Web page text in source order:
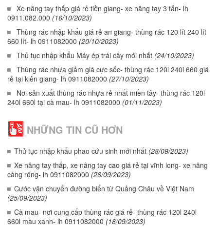
Xe nâng tay thấp giá rẻ tiền giang- xe nâng tay 3 tấn- lh
0911.082.000 (16/10/2023)
Thùng rác nhập khẩu giá rẻ an giang- thùng rác 120 lít 240 lít
660 lít- lh 0911082000 (20/10/2023)
Thủ tục nhập khẩu Máy ép trái cây mới nhất (24/10/2023)
Thùng rác nhựa giảm giá cực sốc- thùng rác 120l 240l 660 giá
rẻ tại kiên giang- lh 0911082000 (27/10/2023)
Nơi sản xuất thùng rác nhựa rẻ nhất miền tây- thùng rác 120l
240l 660l tại cà mau- lh 0911082000 (01/11/2023)
NHỮNG TIN CŨ HƠN
Thủ tục nhập khẩu phao cứu sinh mới nhất (28/09/2023)
Xe nâng tay thấp, xe nâng tay cao giá rẻ tại vĩnh long- xe nâng
càng rộng- lh 0911082000 (26/09/2023)
Cước vận chuyển đường biển từ Quảng Châu về Việt Nam
(25/09/2023)
Cà mau- nơi cung cấp thùng rác giá rẻ- thùng rác 120l 240l
660l màu xanh- lh 0911082000 (18/09/2023)